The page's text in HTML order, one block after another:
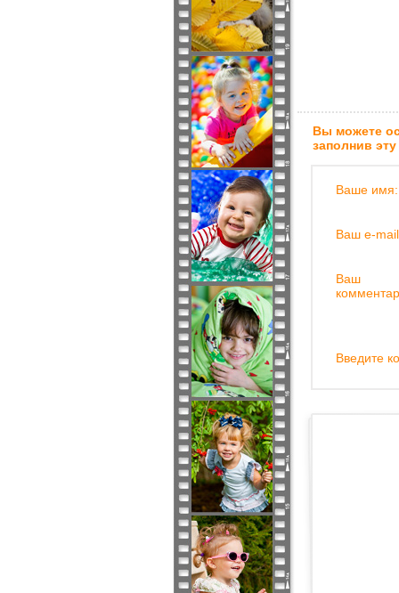
Вы можете
заполнив
Ваше имя:
Ваш e-
Ваш
Введите